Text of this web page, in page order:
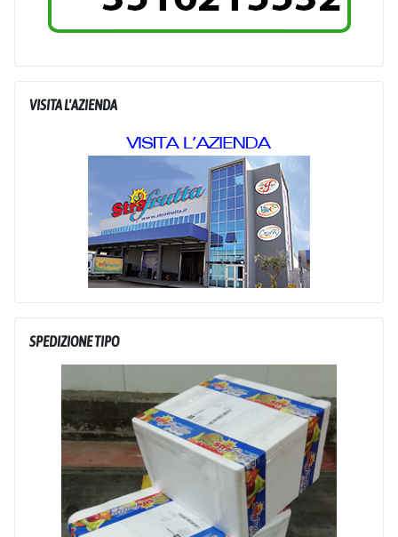
VISITA L'AZIENDA
SPEDIZIONE TIPO